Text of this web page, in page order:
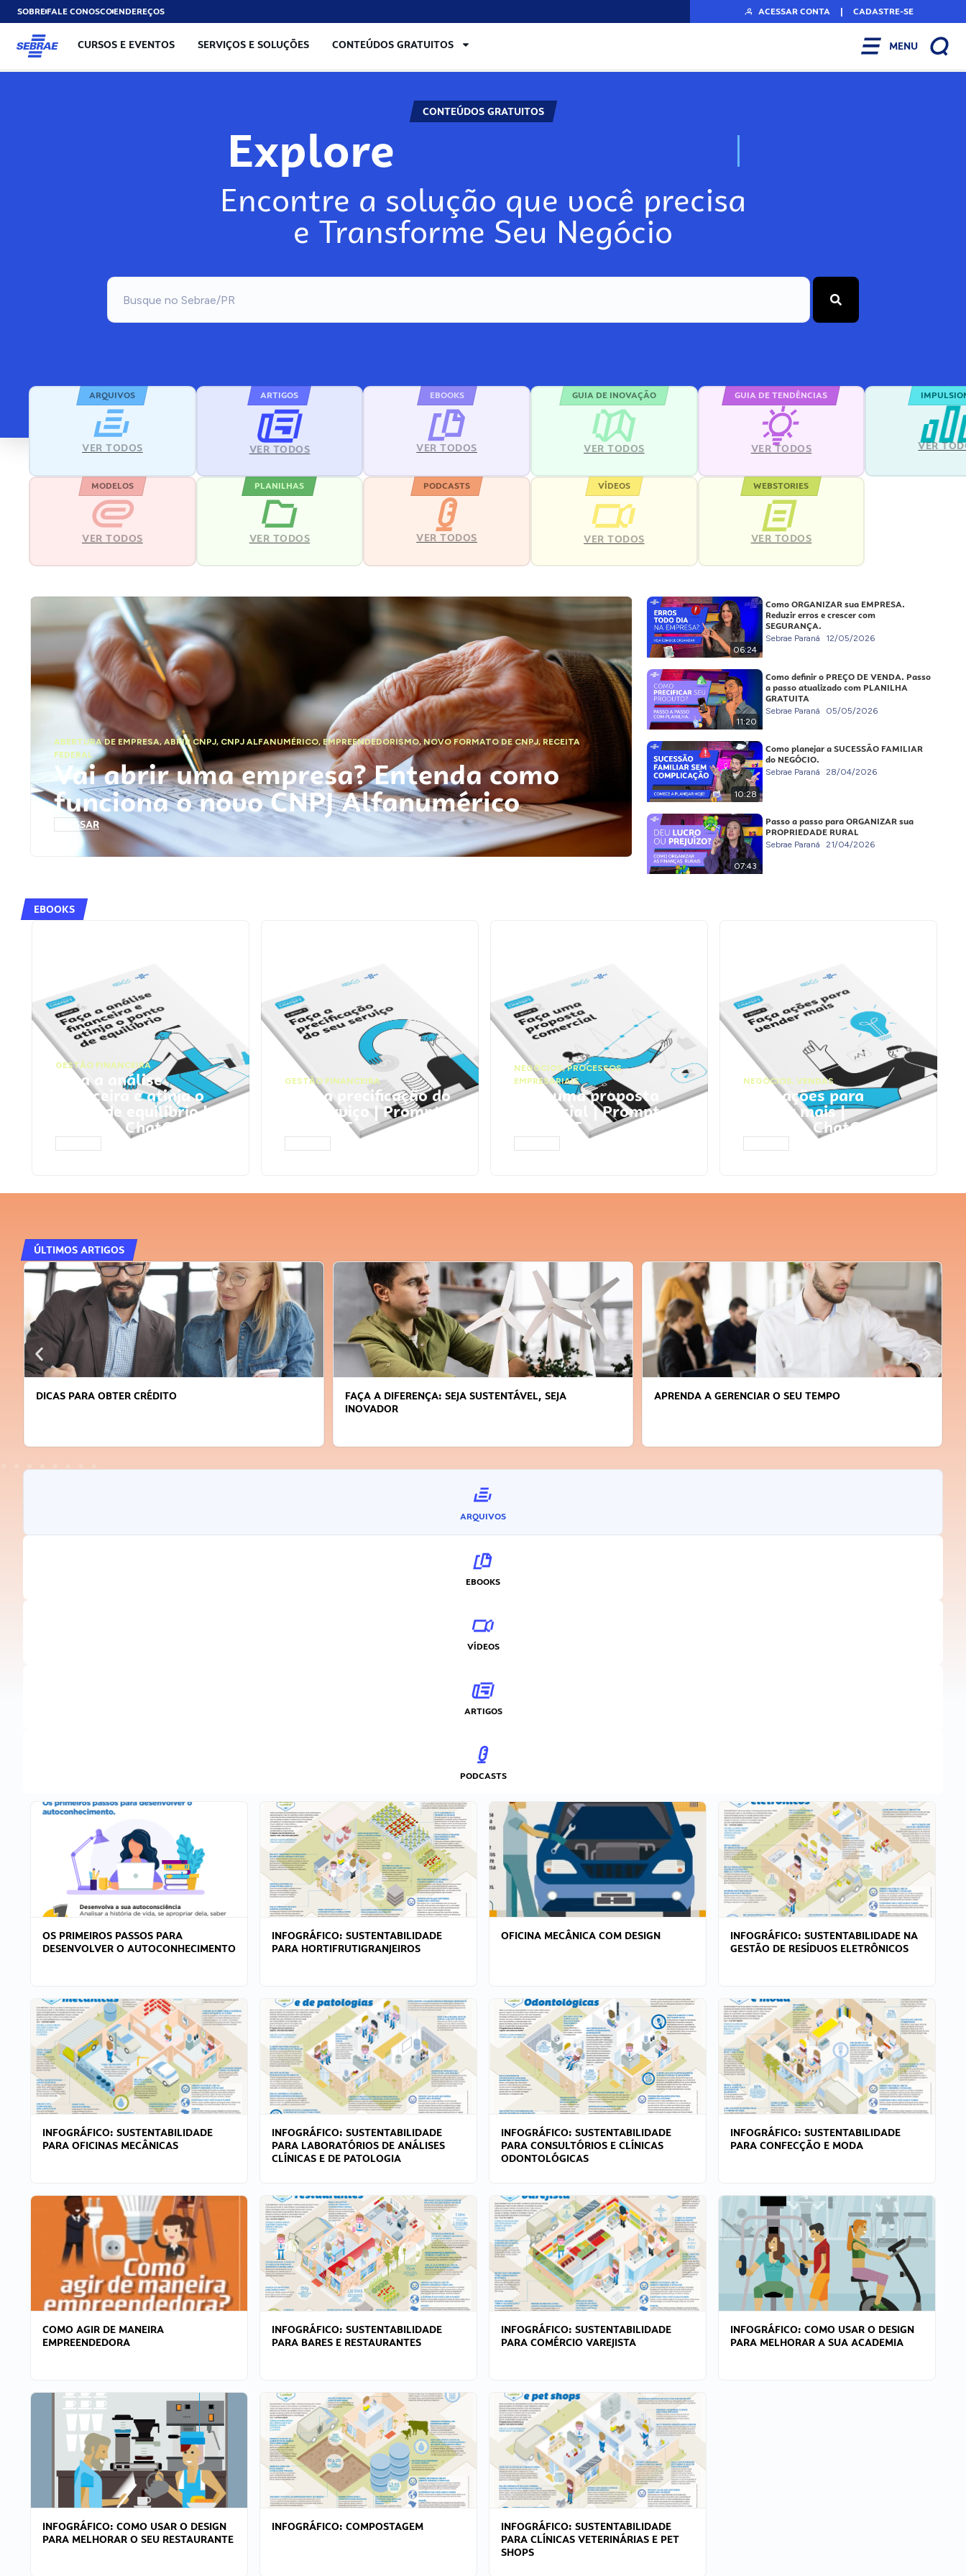
SOBREFALE CONOSCOENDEREÇOS ACESSAR CONTA | CADASTRE-SE
CURSOS E EVENTOS SERVIÇOS E SOLUÇÕES CONTEÚDOS GRATUITOS MENU
CONTEÚDOS GRATUITOS
Explore N
Encontre a solução que você precisa
e Transforme Seu Negócio
ARQUIVOS
VER TODOS
ARTIGOS
VER TODOS
EBOOKS
VER TODOS
GUIA DE INOVAÇÃO
VER TODOS
GUIA DE TENDÊNCIAS
VER TODOS VER
MODELOS
VER TODOS
PLANILHAS
VER TODOS
PODCASTS
VER TODOS
VÍDEOS
VER TODOS
WEBSTORIES
VER TODOS
ABERTURA DE EMPRESA,ABRIR CNPJ, CNPJ ALFANUMÉRICO, EMPREENDEDORISMO,NOVO FORMATO DE CNPJ,RECEITA
FEDERAL
Vai abrir uma empresa? Entenda como
funciona o novo CNPJ Alfanumérico
ACESSAR
06:24
Como ORGANIZAR sua EMPRESA.
Reduzir erros e crescer com
SEGURANÇA.
Sebrae Paraná 12/05/2026
11:20
Como definir o PREÇO DE VENDA. Passo
a passo atualizado com PLANILHA
GRATUITA
Sebrae Paraná 05/05/2026
10:28
Como planejar a SUCESSÃO FAMILIAR
do NEGÓCIO.
Sebrae Paraná 28/04/2026
07:43
Passo a passo para ORGANIZAR sua
PROPRIEDADE RURAL
Sebrae Paraná 21/04/2026
EBOOKS
GESTÃO FINANCEIRA
Faça a análise
financeira e atinja o
ponto de equilíbrio |
Prompts ChatGPT
GESTÃO FINANCEIRA
Faça a precificação do
seu serviço | Prompts
ChatGPT
NEGÓCIOS,PROCESSOS
EMPRESARIAIS
Faça uma proposta
comercial | Prompts
ChatGPT
NEGÓCIOS, VENDAS
Faça ações para
vender mais |
Prompts ChatGPT
ÚLTIMOS ARTIGOS
DICAS PARA OBTER CRÉDITO
FAÇA A DIFERENÇA: SEJA SUSTENTÁVEL, SEJA
INOVADOR
APRENDA A GERENCIAR O SEU TEMPO
ARQUIVOS
EBOOKS
VÍDEOS
ARTIGOS
PODCASTS
OS PRIMEIROS PASSOS PARA
DESENVOLVER O AUTOCONHECIMENTO
INFOGRÁFICO: SUSTENTABILIDADE
PARA HORTIFRUTIGRANJEIROS
OFICINA MECÂNICA COM DESIGN
INFOGRÁFICO: SUSTENTABILIDADE NA
GESTÃO DE RESÍDUOS ELETRÔNICOS
INFOGRÁFICO: SUSTENTABILIDADE
PARA OFICINAS MECÂNICAS
INFOGRÁFICO: SUSTENTABILIDADE
PARA LABORATÓRIOS DE ANÁLISES
CLÍNICAS E DE PATOLOGIA
INFOGRÁFICO: SUSTENTABILIDADE
PARA CONSULTÓRIOS E CLÍNICAS
ODONTOLÓGICAS
INFOGRÁFICO: SUSTENTABILIDADE
PARA CONFECÇÃO E MODA
COMO AGIR DE MANEIRA
EMPREENDEDORA
INFOGRÁFICO: SUSTENTABILIDADE
PARA BARES E RESTAURANTES
INFOGRÁFICO: SUSTENTABILIDADE
PARA COMÉRCIO VAREJISTA
INFOGRÁFICO: COMO USAR O DESIGN
PARA MELHORAR A SUA ACADEMIA
INFOGRÁFICO: COMO USAR O DESIGN
PARA MELHORAR O SEU RESTAURANTE
INFOGRÁFICO: COMPOSTAGEM
INFOGRÁFICO: SUSTENTABILIDADE
PARA CLÍNICAS VETERINÁRIAS E PET
SHOPS